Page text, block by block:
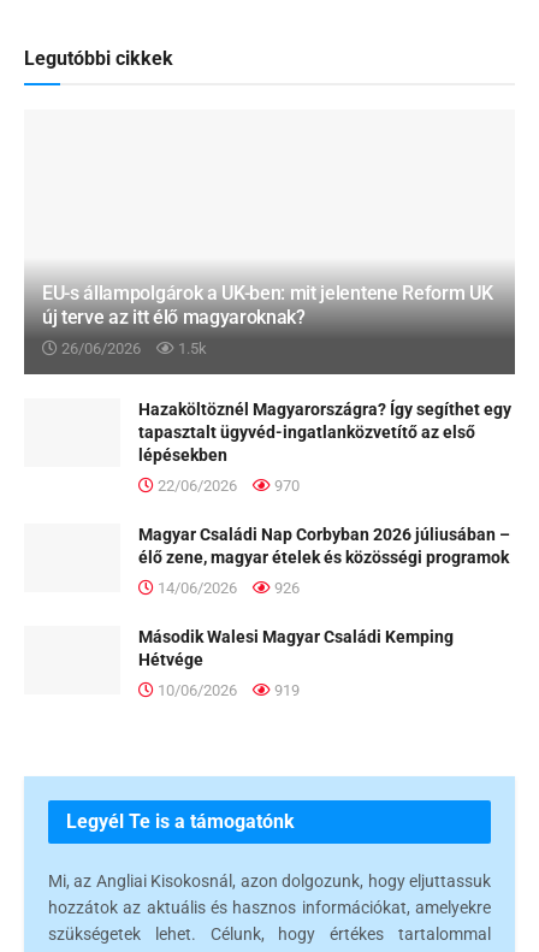
Legutóbbi cikkek
EU-s állampolgárok a UK-ben: mit jelentene Reform UK
új terve az itt élő magyaroknak?
26/06/2026 1.5k
Hazaköltöznél Magyarországra? Így segíthet egy
tapasztalt ügyvéd-ingatlanközvetítő az első
lépésekben
22/06/2026 970
Magyar Családi Nap Corbyban 2026 júliusában –
élő zene, magyar ételek és közösségi programok
14/06/2026 926
Második Walesi Magyar Családi Kemping
Hétvége
10/06/2026 919
Legyél Te is a támogatónk
Mi, az Angliai Kisokosnál, azon dolgozunk, hogy eljuttassuk
hozzátok az aktuális és hasznos információkat, amelyekre
szükségetek lehet. Célunk, hogy értékes tartalommal